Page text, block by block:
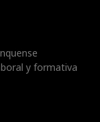
y formativa